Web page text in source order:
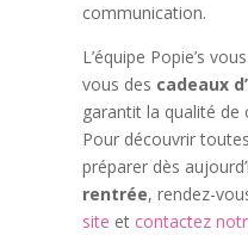
communication.
L’équipe Popie’s
vous des cadeaux
garantit la qualité de
Pour découvrir
préparer dès
rentrée, rendez-
site et contactez